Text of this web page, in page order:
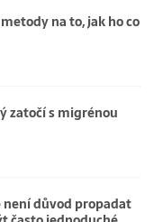
na to, jak ho co
zatočí s migrénou
důvod propadat